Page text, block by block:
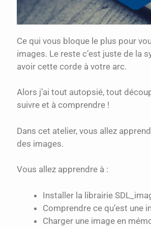
Ce qui vous bloque le plus pour
images. Le reste c’est juste de la
avoir cette corde à votre arc.
Alors j’ai tout autopsié, tout
suivre et à comprendre !
Dans cet atelier, vous allez
des images.
Vous allez apprendre à :
Installer la librairie
Comprendre ce qu’est une
Charger une image en